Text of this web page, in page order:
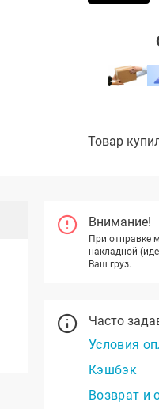
Товар
Внимание!
При отправке
накладной
Ваш груз.
Часто
Условия
Кэшбэк
Возврат и